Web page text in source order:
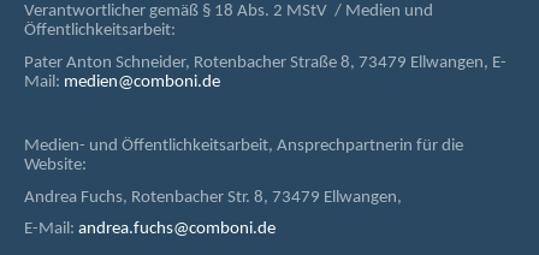
Verantwortlicher gemäß § 18 Abs. 2 MStV / Medien und
Öffentlichkeitsarbeit:
Pater Anton Schneider, Rotenbacher Straße 8, 73479 Ellwangen, E-
Mail: medien@comboni.de
Medien- und Öffentlichkeitsarbeit, Ansprechpartnerin für die
Website:
Andrea Fuchs, Rotenbacher Str. 8, 73479 Ellwangen,
E-Mail: andrea.fuchs@comboni.de